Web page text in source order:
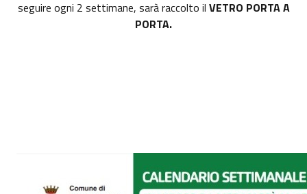
seguire ogni 2 settimane, sarà raccolto il VETRO PORTA A
PORTA.